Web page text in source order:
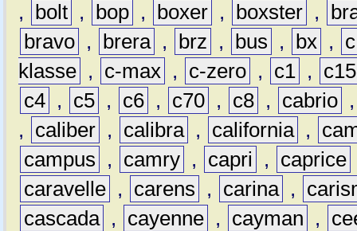
,
bolt , bop , boxer , boxster ,
bravo , brera , brz , bus , bx ,
c
klasse , c-max , c-zero , c1 ,
c15
c4 , c5 , c6 , c70 , c8 , cabrio
,
caliber , calibra , california ,
campus
, camry , capri , caprice
caravelle , carens , carina ,
cascada , cayenne , cayman ,